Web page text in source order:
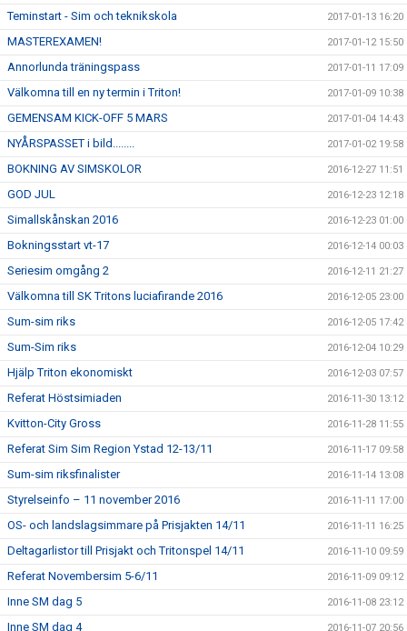
Teminstart - Sim och teknikskola 2017-01-13 16:20
MASTEREXAMEN! 2017-01-12 15:50
Annorlunda träningspass 2017-01-11 17:09
Välkomna till en ny termin i Triton! 2017-01-09 10:38
GEMENSAM KICK-OFF 5 MARS 2017-01-04 14:43
NYÅRSPASSET i bild........ 2017-01-02 19:58
BOKNING AV SIMSKOLOR 2016-12-27 11:51
GOD JUL 2016-12-23 12:18
Simallskånskan 2016 2016-12-23 01:00
Bokningsstart vt-17 2016-12-14 00:03
Seriesim omgång 2 2016-12-11 21:27
Välkomna till SK Tritons luciafirande 2016 2016-12-05 23:00
Sum-sim riks 2016-12-05 17:42
Sum-Sim riks 2016-12-04 10:29
Hjälp Triton ekonomiskt 2016-12-03 07:57
Referat Höstsimiaden 2016-11-30 13:12
Kvitton-City Gross 2016-11-28 11:55
Referat Sim Sim Region Ystad 12-13/11 2016-11-17 09:58
Sum-sim riksfinalister 2016-11-14 13:08
Styrelseinfo – 11 november 2016 2016-11-11 17:00
OS- och landslagsimmare på Prisjakten 14/11 2016-11-11 16:25
Deltagarlistor till Prisjakt och Tritonspel 14/11 2016-11-10 09:59
Referat Novembersim 5-6/11 2016-11-09 09:12
Inne SM dag 5 2016-11-08 23:12
Inne SM dag 4 2016-11-07 20:56